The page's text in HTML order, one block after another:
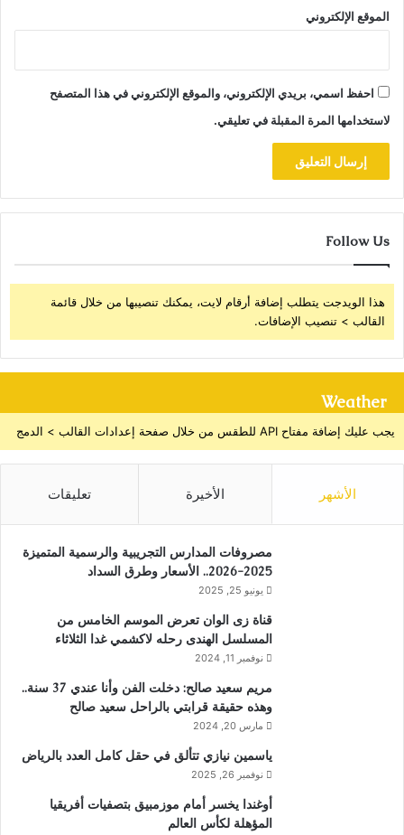
الموقع الإلكتروني
احفظ اسمي، بريدي الإلكتروني، والموقع الإلكتروني في هذا المتصفح
لاستخدامها المرة المقبلة في تعليقي.
Follow Us
هذا الويدجت يتطلب إضافة أرقام لايت، يمكنك تنصيبها من خلال قائمة
القالب > تنصيب الإضافات.
Weather
يجب عليك إضافة مفتاح API للطقس من خلال صفحة إعدادات القالب > الدمج
الأشهر الأخيرة تعليقات
مصروفات المدارس التجريبية والرسمية المتميزة
2025-2026.. الأسعار وطرق السداد
يونيو 25, 2025
قناة زى الوان تعرض الموسم الخامس من
المسلسل الهندى رحله لاكشمي غدا الثلاثاء
نوفمبر 11, 2024
مريم سعيد صالح: دخلت الفن وأنا عندي 37 سنة..
وهذه حقيقة قرابتي بالراحل سعيد صالح
مارس 20, 2024
ياسمين نيازي تتألق في حقل كامل العدد بالرياض
نوفمبر 26, 2025
أوغندا يخسر أمام موزمبيق بتصفيات أفريقيا
المؤهلة لكأس العالم